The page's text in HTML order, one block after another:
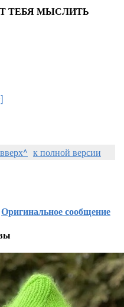
ТЕБЯ МЫСЛИТЬ
вверх^ к полной версии
Оригинальное сообщение